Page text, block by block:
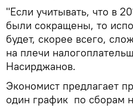
"Если учитывать, что в
были сокращены, то
будет, скорее всего,
на плечи
Насирджанов.
Экономист предлагает
один график по сборам